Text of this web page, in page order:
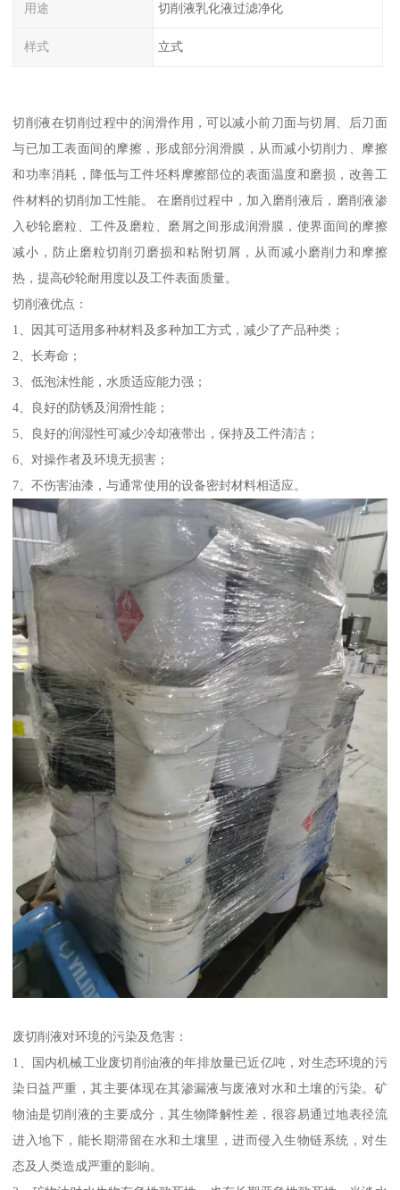
用途 切削液乳化液过滤净化
样式 立式
切削液在切削过程中的润滑作用，可以减小前刀面与切屑、后刀面
与已加工表面间的摩擦，形成部分润滑膜，从而减小切削力、摩擦
和功率消耗，降低与工件坯料摩擦部位的表面温度和磨损，改善工
件材料的切削加工性能。 在磨削过程中，加入磨削液后，磨削液渗
入砂轮磨粒、工件及磨粒、磨屑之间形成润滑膜，使界面间的摩擦
减小，防止磨粒切削刃磨损和粘附切屑，从而减小磨削力和摩擦
热，提高砂轮耐用度以及工件表面质量。
切削液优点：
1、因其可适用多种材料及多种加工方式，减少了产品种类；
2、长寿命；
3、低泡沫性能，水质适应能力强；
4、良好的防锈及润滑性能；
5、良好的润湿性可减少冷却液带出，保持及工件清洁；
6、对操作者及环境无损害；
7、不伤害油漆，与通常使用的设备密封材料相适应。
废切削液对环境的污染及危害：
1、国内机械工业废切削油液的年排放量已近亿吨，对生态环境的污
染日益严重，其主要体现在其渗漏液与废液对水和土壤的污染。矿
物油是切削液的主要成分，其生物降解性差，很容易通过地表径流
进入地下，能长期滞留在水和土壤里，进而侵入生物链系统，对生
态及人类造成严重的影响。